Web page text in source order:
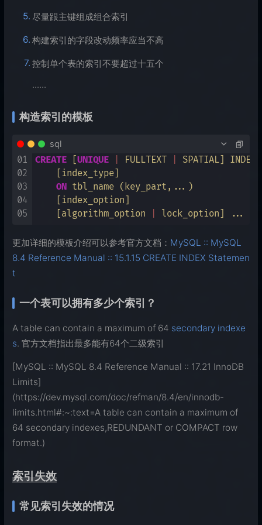
尽量跟主键组成组合索引
构建索引的字段改动频率应当不高
控制单个表的索引不要超过十五个
······
构造索引的模板
sql
01
02
03
04
05
CREATE UNIQUE FULLTEXT
SPATIAL] INDEX
    [index_type]
ON tbl_name (key_part,...)
    [index_option]
    [algorithm_option
更加详细的模板介绍可以参考官方文档： MySQL :: MySQL
8.4 Reference Manual :: 15.1.15 CREATE INDEX Statemen
t
一个表可以拥有多少个索引？
A table can contain a maximum of 64 secondary indexe
s. 官方文档指出最多能有64个二级索引
[MySQL :: MySQL 8.4 Reference Manual :: 17.21 InnoDB
Limits]
(https://dev.mysql.com/doc/refman/8.4/en/innodb-
limits.html#:~:text=A table can contain a maximum of
64 secondary indexes,REDUNDANT or COMPACT row
format.)
索引失效
常见索引失效的情况